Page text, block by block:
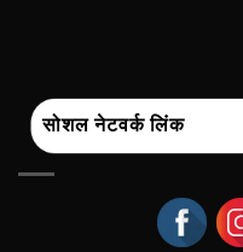
सोशल नेटवर्क लिंक